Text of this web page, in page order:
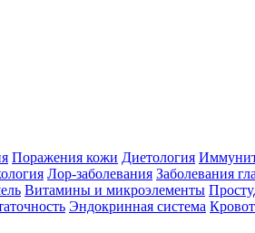
Поражения кожи Диетология
Лор-заболевания Заболевания
Витамины и микроэлементы
Эндокринная система